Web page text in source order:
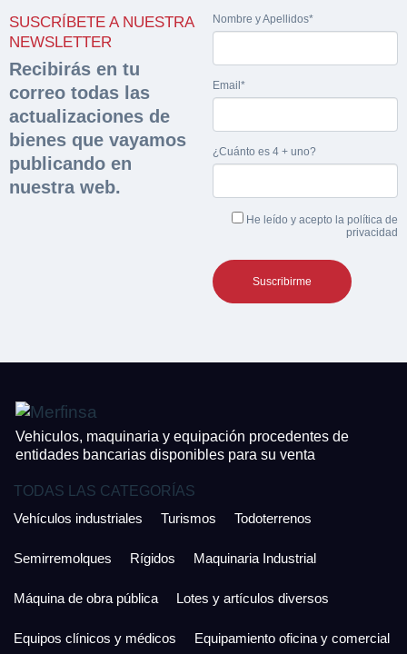
SUSCRÍBETE A NUESTRA
NEWSLETTER
Recibirás en tu
correo todas las
actualizaciones de
bienes que vayamos
publicando en
nuestra web.
Nombre y Apellidos*
Email*
¿Cuánto es 4 + uno?
He leído y acepto la política de
privacidad
Vehiculos, maquinaria y equipación procedentes de
entidades bancarias disponibles para su venta
TODAS LAS CATEGORÍAS
Vehículos industriales
Turismos Todoterrenos
Semirremolques Rígidos Maquinaria Industrial
Máquina de obra pública Lotes y artículos diversos
Equipos clínicos y médicos Equipamiento oficina y comercial
documentación
sobre la peritación
Rellene este formulario y recibirá en su email el
enlace para descargar la documentación
Nombre y Apellidos*
Razón social* CIF/DNI Ofertante*
Teléfono* Email*
Nombre y Apellidos*
Sobre Merfinsa
Venta de bienes muebles
Vehículos